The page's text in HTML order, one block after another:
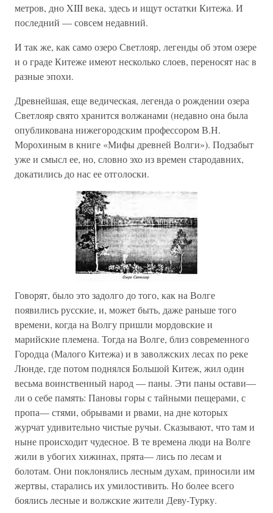
метров, дно XIII века, здесь и ищут остатки Китежа. И
последний — совсем недавний.
И так же, как само озеро Светлояр, легенды об этом озере
и о граде Китеже имеют несколько слоев, переносят нас в
разные эпохи.
Древнейшая, еще ведическая, легенда о рождении озера
Светлояр свято хранится волжанами (недавно она была
опубликована нижегородским профессором В.Н.
Морохиным в книге «Мифы древней Волги»). Подзабыт
уже и смысл ее, но, словно эхо из времен стародавних,
докатились до нас ее отголоски.
Говорят, было это задолго до того, как на Волге
появились русские, и, может быть, даже раньше того
времени, когда на Волгу пришли мордовские и
марийские племена. Тогда на Волге, близ современного
Городца (Малого Китежа) и в заволжских лесах по реке
Люнде, где потом поднялся Большой Китеж, жил один
весьма воинственный народ — паны. Эти паны остави—
ли о себе память: Пановы горы с тайными пещерами, с
пропа— стями, обрывами и рвами, на дне которых
журчат удивительно чистые ручьи. Сказывают, что там и
ныне происходит чудесное. В те времена люди на Волге
жили в убогих хижинах, прята— лись по лесам и
болотам. Они поклонялись лесным духам, приносили им
жертвы, старались их умилостивить. Но более всего
боялись лесные и волжские жители Деву-Турку.